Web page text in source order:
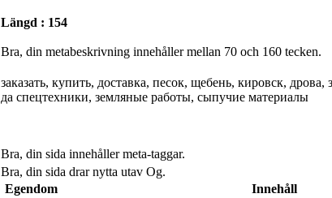
Längd : 154
Bra, din metabeskrivning innehåller mellan 70 och 160 tecken.
заказать, купить, доставка, песок, щебень, кировск, дрова,
да спецтехники, земляные работы, сыпучие материалы
Bra, din sida innehåller meta-taggar.
Bra, din sida drar nytta utav Og.
Egendom
Innehåll